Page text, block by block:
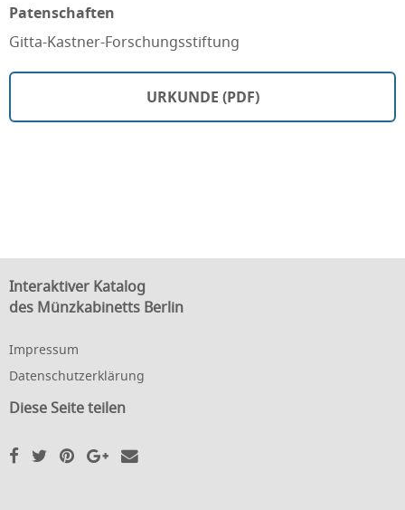
Patenschaften
Gitta-Kastner-Forschungsstiftung
URKUNDE (PDF)
Interaktiver Katalog
des Münzkabinetts Berlin
Impressum
Datenschutzerklärung
Diese Seite teilen